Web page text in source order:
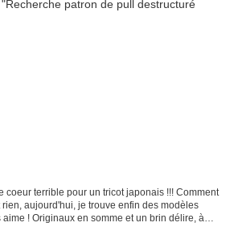
coeur terrible pour un tricot japonais !!! Comment
aujourd'hui, je trouve enfin des modèles
! Originaux en somme et un brin délire, à